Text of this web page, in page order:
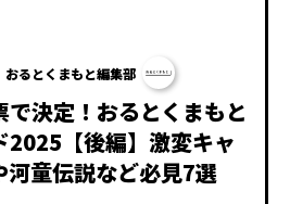
おるとくまもと編集部
で決定！おるとくまもと
2025【後編】激変キャ
河童伝説など必見7選